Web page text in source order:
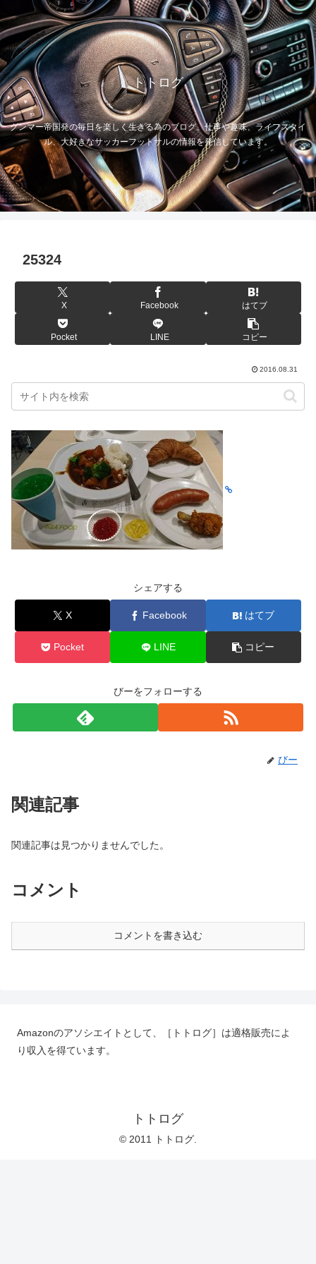
トトログ
グンマー帝国発の毎日を楽しく生きる為のブログ。仕事や趣味、ライフスタイ
ル、大好きなサッカーフットサルの情報を発信しています。
25324
X Facebook はてブ
Pocket LINE コピー
2016.08.31
シェアする
X Facebook はてブ
Pocket LINE コピー
びーをフォローする
びー
関連記事
関連記事は見つかりませんでした。
コメント
コメントを書き込む
Amazonのアソシエイトとして、［トトログ］は適格販売によ
り収入を得ています。
トトログ
© 2011 トトログ.